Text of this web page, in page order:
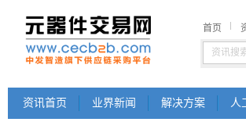
首页
资讯首页 业界新闻 解决方案 人